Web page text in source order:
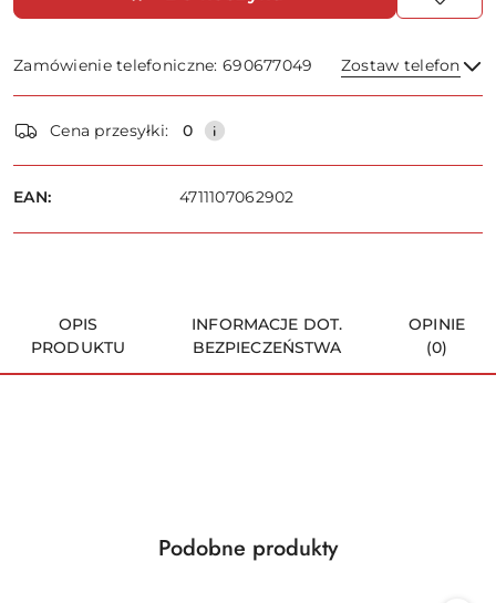
Zamówienie telefoniczne: 690677049 Zostaw telefon
Wyślij
i
dostawa
Cena przesyłki: 0
EAN: 4711107062902
OPIS
PRODUKTU
INFORMACJE DOT.
BEZPIECZEŃSTWA
OPINIE
(0)
Pomiń karuzelę produktów
Produkty
Podobne produkty